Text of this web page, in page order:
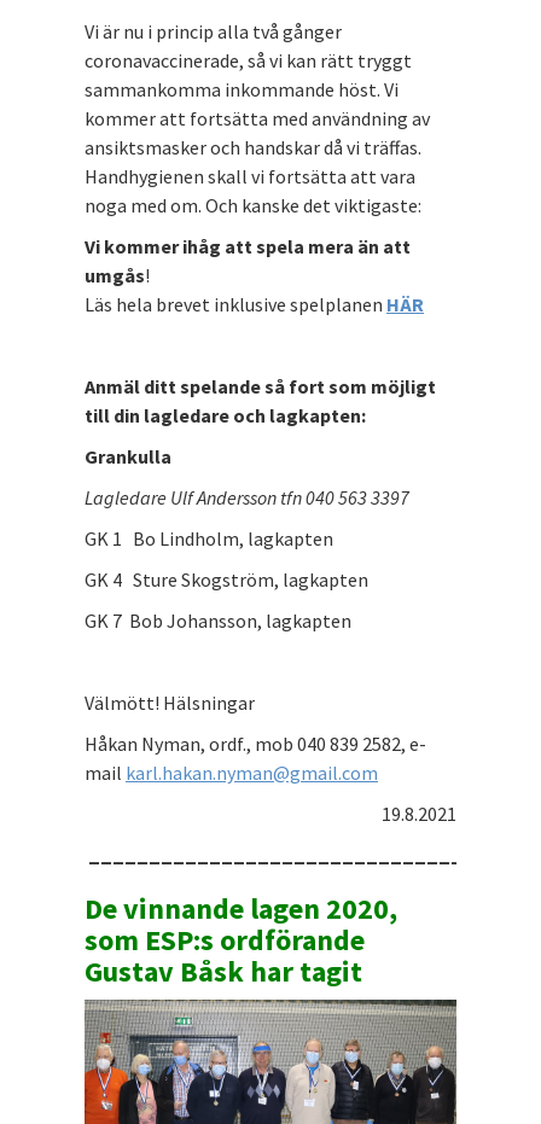
Vi är nu i princip alla två gånger
coronavaccinerade, så vi kan rätt tryggt
sammankomma inkommande höst. Vi
kommer att fortsätta med användning av
ansiktsmasker och handskar då vi träffas.
Handhygienen skall vi fortsätta att vara
noga med om. Och kanske det viktigaste:
Vi kommer ihåg att spela mera än att
umgås!
Läs hela brevet inklusive spelplanen HÄR
Anmäl ditt spelande så fort som möjligt
till din lagledare och lagkapten:
Grankulla
Lagledare Ulf Andersson tfn 040 563 3397
GK 1 Bo Lindholm, lagkapten
GK 4 Sture Skogström, lagkapten
GK 7 Bob Johansson, lagkapten
Välmött! Hälsningar
Håkan Nyman, ordf., mob 040 839 2582, e-
mail karl.hakan.nyman@gmail.com
19.8.2021
De vinnande lagen 2020,
som ESP:s ordförande
Gustav Båsk har tagit